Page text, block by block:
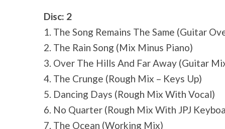
Disc: 2
1. The Song Remains The Same (Guitar
2. The Rain Song (Mix Minus Piano)
3. Over The Hills And Far Away (Guitar
4. The Crunge (Rough Mix – Keys Up)
5. Dancing Days (Rough Mix With Vocal)
6. No Quarter (Rough Mix With JPJ
7. The Ocean (Working Mix)